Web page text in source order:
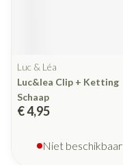
Luc & Léa
Luc&lea Clip + Ketting
Schaap
€ 4,95
Niet beschikbaar